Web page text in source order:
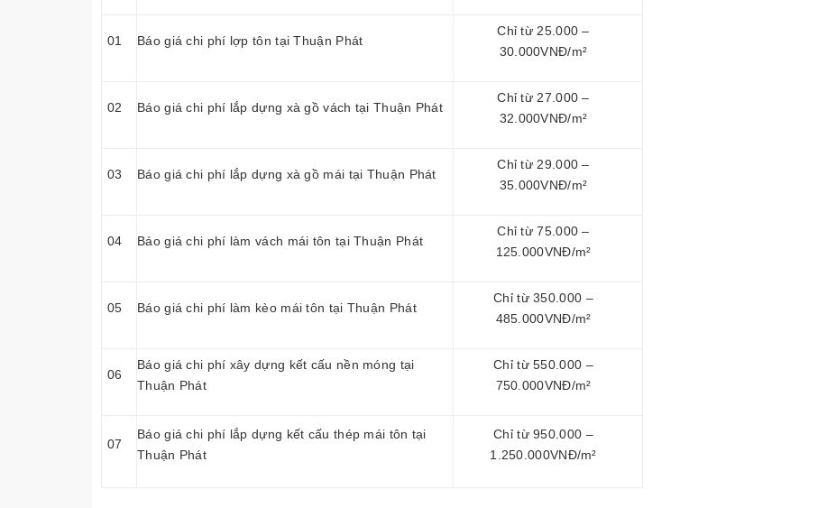
01 Báo giá chi phí lợp tôn tại Thuận Phát
Chỉ từ 25.000 –
30.000VNĐ/m²
02 Báo giá chi phí lắp dựng xà gồ vách tại Thuận Phát
Chỉ từ 27.000 –
32.000VNĐ/m²
03 Báo giá chi phí lắp dựng xà gồ mái tại Thuận Phát
Chỉ từ 29.000 –
35.000VNĐ/m²
04 Báo giá chi phí làm vách mái tôn tại Thuận Phát
Chỉ từ 75.000 –
125.000VNĐ/m²
05 Báo giá chi phí làm kèo mái tôn tại Thuận Phát
Chỉ từ 350.000 –
485.000VNĐ/m²
06
Báo giá chi phí xây dựng kết cấu nền móng tại
Thuận Phát
Chỉ từ 550.000 –
750.000VNĐ/m²
07
Báo giá chi phí lắp dựng kết cấu thép mái tôn tại
Thuận Phát
Chỉ từ 950.000 –
1.250.000VNĐ/m²